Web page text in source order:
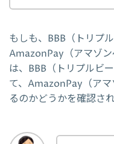
もしも、BBB（トリプ
AmazonPay（アマゾ
は、BBB（トリプルビ
て、AmazonPay（ア
るのかどうかを確認さ